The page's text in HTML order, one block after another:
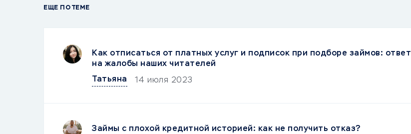
ЕЩЕ ПО ТЕМЕ
Как отписаться от платных услуг и подписок при подборе займов: ответ
на жалобы наших читателей
Татьяна
14 июля 2023
Займы с плохой кредитной историей: как не получить отказ?